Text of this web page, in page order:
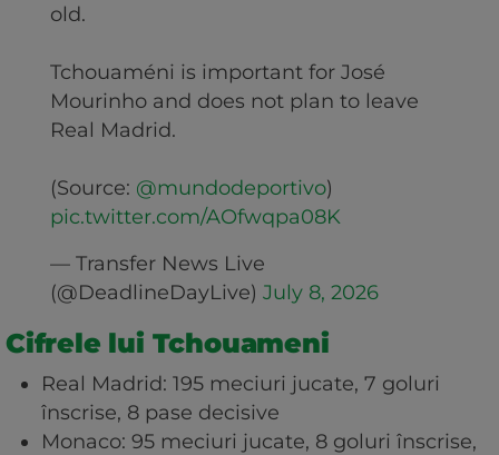
old.
Tchouaméni is important for José
Mourinho and does not plan to leave
Real Madrid.
(Source: @mundodeportivo)
pic.twitter.com/AOfwqpa08K
— Transfer News Live
(@DeadlineDayLive) July 8, 2026
Cifrele lui Tchouameni
Real Madrid: 195 meciuri jucate, 7 goluri
înscrise, 8 pase decisive
Monaco: 95 meciuri jucate, 8 goluri înscrise,